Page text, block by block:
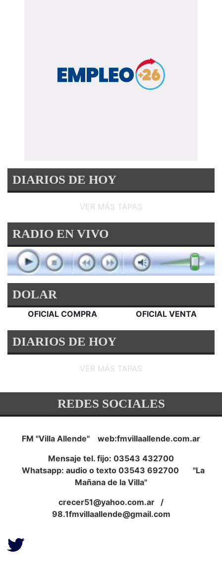
DIARIOS DE HOY
VER MÁS TAPAS
RADIO EN VIVO
DOLAR
OFICIAL COMPRA OFICIAL VENTA
DIARIOS DE HOY
VER MÁS TAPAS
REDES SOCIALES
FM "Villa Allende" web:fmvillaallende.com.ar
Mensaje tel. fijo: 03543 432700
Whatsapp: audio o texto 03543 692700 "La
Mañana de la Villa"
crecer51@yahoo.com.ar /
98.1fmvillaallende@gmail.com